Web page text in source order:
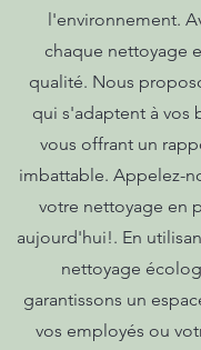
l'environnement.
chaque nettoyage
qualité. Nous
qui s'adaptent à vos
vous offrant un
imbattable. Appelez-
votre nettoyage en
aujourd'hui!. En
nettoyage
garantissons un
vos employés ou